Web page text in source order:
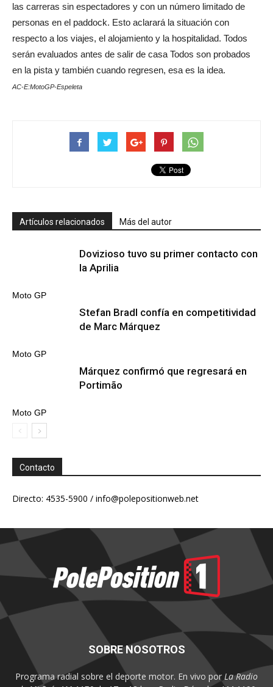
las carreras sin espectadores y con un número limitado de
personas en el paddock. Esto aclarará la situación con
respecto a los viajes, el alojamiento y la hospitalidad. Todos
serán evaluados antes de salir de casa Todos son probados
en la pista y también cuando regresen, esa es la idea.
AC-E:MotoGP-Espeleta
Artículos relacionados Más del autor
Moto GP
Dovizioso tuvo su primer contacto con
la Aprilia
Moto GP
Stefan Bradl confía en competitividad
de Marc Márquez
Moto GP
Márquez confirmó que regresará en
Portimão
Contacto
Directo: 4535-5900 / info@polepositionweb.net
SOBRE NOSOTROS
Programa radial sobre el deporte motor. En vivo por La Radio